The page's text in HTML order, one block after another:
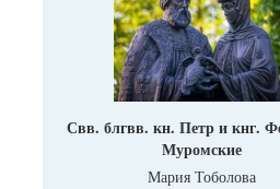
Свв. блгвв. кн. Петр и кнг.
Муромские
Мария Тоболова